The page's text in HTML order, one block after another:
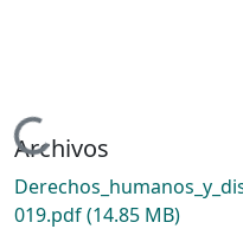
Cargando...
Archivos
019.pdf(14.85 MB)